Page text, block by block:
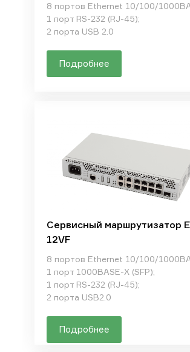
8 портов Ethernet 10/100/
1 порт RS-232 (RJ-45);
2 порта USB 2.0
Подробнее
Сервисный маршрутизатор
12VF
8 портов Ethernet 10/100/
1 порт 1000BASE-X (SFP);
1 порт RS-232 (RJ-45);
2 порта USB2.0
Подробнее